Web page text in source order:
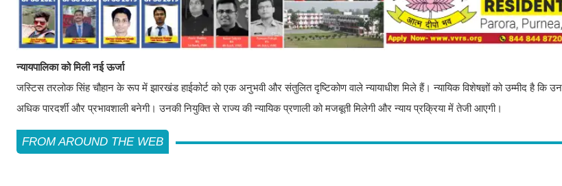
न्यायपालिका को मिली नई ऊर्जा
जस्टिस तरलोक सिंह चौहान के रूप में झारखंड हाईकोर्ट को एक अनुभवी और संतुलित दृष्टिकोण वाले न्यायाधीश मिले हैं। न्यायिक विशेषज्ञों को उम्मीद है कि
अधिक पारदर्शी और प्रभावशाली बनेगी। उनकी नियुक्ति से राज्य की न्यायिक प्रणाली को मजबूती मिलेगी और न्याय प्रक्रिया में तेजी आएगी।
FROM AROUND THE WEB